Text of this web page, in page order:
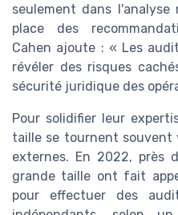
seulement dans
place des
Cahen ajoute : « Les
révéler des risques
sécurité juridique des
Pour solidifier leur
taille se tournent souvent
externes. En 2022, près
grande taille ont fait
pour effectuer des